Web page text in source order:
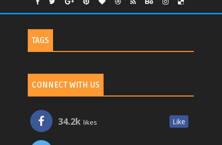
TAGS
CONNECT WITH US
34.2k likes Like